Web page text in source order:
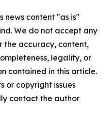
news content "as is"
We do not accept any
the accuracy, content,
legality, or
contained in this article.
or copyright issues
contact the author